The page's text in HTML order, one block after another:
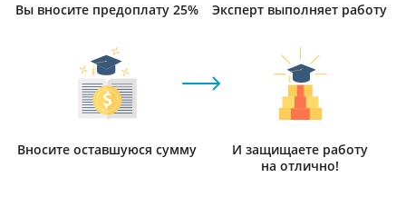
Вы вносите предоплату 25% Эксперт выполняет работу
Вносите оставшуюся сумму
И защищаете работу
на отлично!